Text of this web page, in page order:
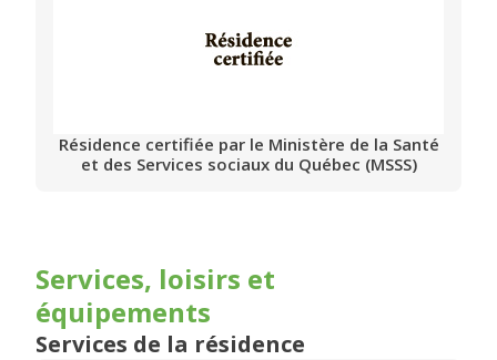
Résidence certifiée par le Ministère de la Santé
et des Services sociaux du Québec (MSSS)
Services, loisirs et
équipements
Services de la résidence